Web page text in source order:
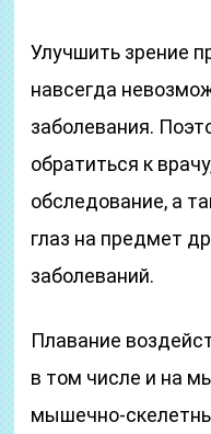
Улучшить зрение
навсегда
заболевания.
обратиться к
обследование, а
глаз на предмет
заболеваний.
Плавание
в том числе и на
мышечно-